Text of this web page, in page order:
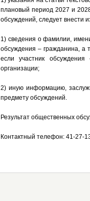
плановый период 2027 и
обсуждений, следует внести
1) сведения о фамилии,
обсуждения – гражданина, а
если участник
организации;
2) иную информацию,
предмету обсуждений.
Результат общественных
Контактный телефон: 41-27-